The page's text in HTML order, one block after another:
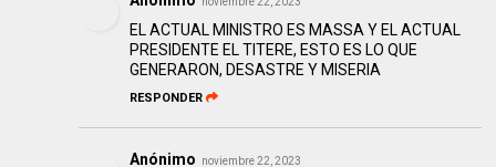
EL ACTUAL MINISTRO ES MASSA Y EL ACTUAL
PRESIDENTE EL TITERE, ESTO ES LO QUE
GENERARON, DESASTRE Y MISERIA
RESPONDER
Anónimo noviembre 22, 2023